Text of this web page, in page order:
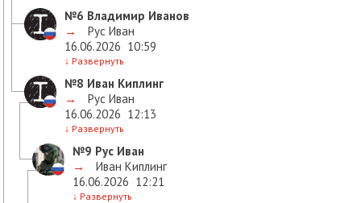
№6 Владимир Иванов
→
Рус Иван
16.06.2026 10:59
↓ Развернуть
№8 Иван Киплинг
→
Рус Иван
16.06.2026 12:13
↓ Развернуть
№9 Рус Иван
→
Иван Киплинг
16.06.2026 12:21
↓ Развернуть